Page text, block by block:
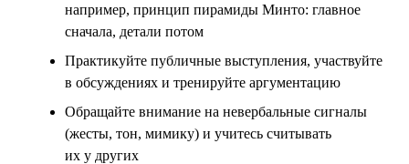
например, принцип пирамиды Минто: главное
сначала, детали потом
Практикуйте публичные выступления, участвуйте
в обсуждениях и тренируйте аргументацию
Обращайте внимание на невербальные сигналы
(жесты, тон, мимику) и учитесь считывать
их у других